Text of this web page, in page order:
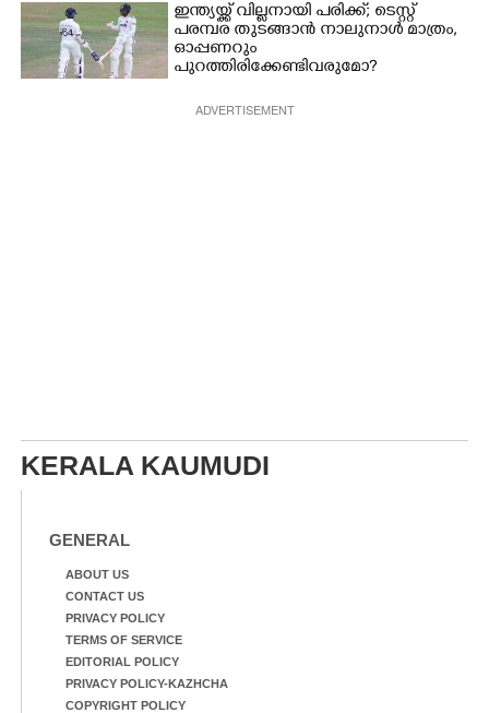
ഇന്ത്യയ്ക്ക് വില്ലനായി പരിക്ക്; ടെസ്റ്റ്
പരമ്പര തുടങ്ങാൻ നാലുനാൾ മാത്രം,​
ഓപ്പണറും
പുറത്തിരിക്കേണ്ടിവരുമോ?​
ADVERTISEMENT
KERALA KAUMUDI
GENERAL
ABOUT US
CONTACT US
PRIVACY POLICY
TERMS OF SERVICE
EDITORIAL POLICY
PRIVACY POLICY-KAZHCHA
COPYRIGHT POLICY